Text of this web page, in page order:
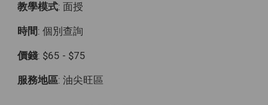
教學模式: 面授
時間: 個別查詢
價錢: $65 - $75
服務地區: 油尖旺區